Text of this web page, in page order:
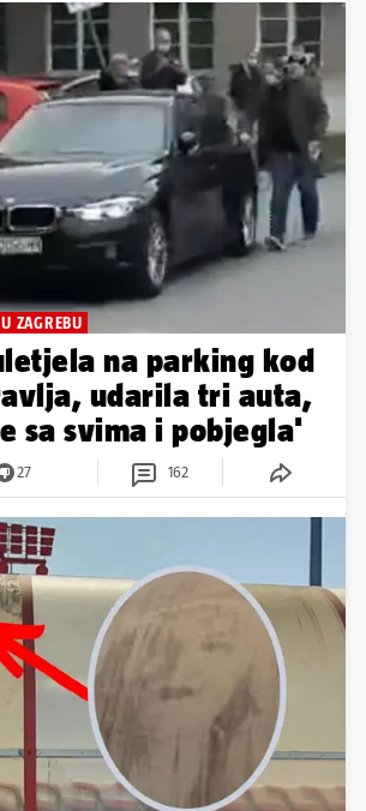
ZAGREBU
na parking kod
udarila tri auta,
sa svima i pobjegla'
27 162